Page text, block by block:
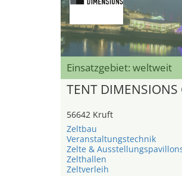
Einsatzgebiet: weltweit
TENT
56642 Kruft
Zeltbau
Veranstaltungstechnik
Zelte &
Zelthallen
Zeltverleih